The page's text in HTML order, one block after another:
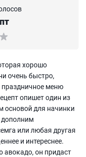
хорошо
очень быстро,
праздничное меню
опишет один из
основой для начинки
или любая другая
и интереснее.
авокадо, он придаст